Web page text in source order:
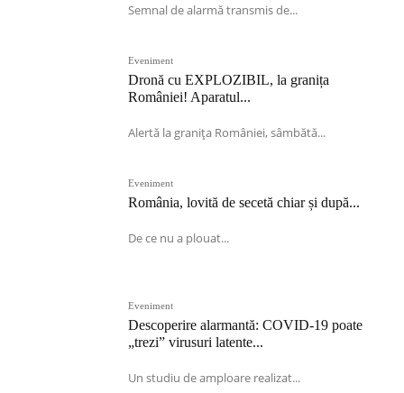
Semnal de alarmă transmis de...
Eveniment
Dronă cu EXPLOZIBIL, la granița
României! Aparatul...
Alertă la granița României, sâmbătă...
Eveniment
România, lovită de secetă chiar și după...
De ce nu a plouat...
Eveniment
Descoperire alarmantă: COVID-19 poate
„trezi” virusuri latente...
Un studiu de amploare realizat...